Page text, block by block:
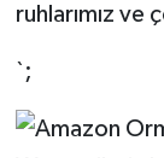
ruhlarımız ve
`;